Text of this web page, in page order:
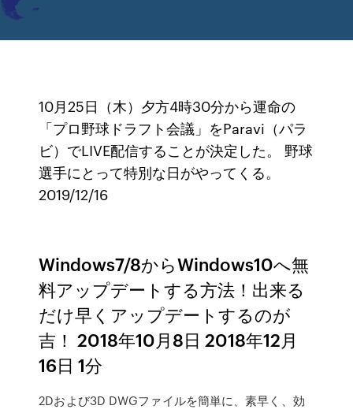
10月25日（木）夕方4時30分から運命の
「プロ野球ドラフト会議」をParavi（パラ
ビ）でLIVE配信することが決定した。 野球
選手にとって特別な日がやってくる。
2019/12/16
Windows7/8からWindows10へ無
料アップデートする方法！出来る
だけ早くアップデートするのが
吉！ 2018年10月8日 2018年12月
16日 1分
2Dおよび3D DWGファイルを簡単に、素早く、効